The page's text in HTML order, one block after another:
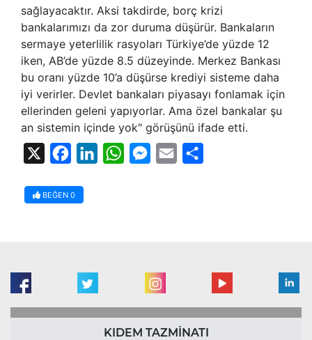
sağlayacaktır. Aksi takdirde, borç krizi
bankalarımızı da zor duruma düşürür. Bankaların
sermaye yeterlilik rasyoları Türkiye’de yüzde 12
iken, AB’de yüzde 8.5 düzeyinde. Merkez Bankası
bu oranı yüzde 10’a düşürse krediyi sisteme daha
iyi verirler. Devlet bankaları piyasayı fonlamak için
ellerinden geleni yapıyorlar. Ama özel bankalar şu
an sistemin içinde yok" görüşünü ifade etti.
FacebookLinkedInWhatsAppMessenger
Email
BEĞEN 0
KIDEM TAZMİNATI